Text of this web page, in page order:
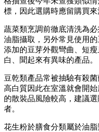
標，因此選購時應留購買來
蔬菜類烹調前徹底清洗為
油脂攝取，另外常見使用
添加的豆芽外觀彎曲、短
白、聞起來有異味的產品。
豆乾類產品常被抽驗有殺
高白質因此在室溫就會開
的散裝品風險較高，建議
者。
花生粉於膳食分類屬於油